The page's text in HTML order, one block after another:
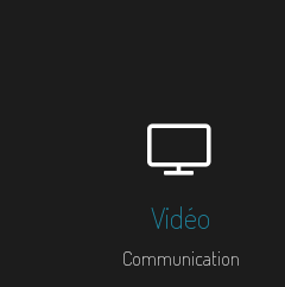
Vidéo
Communication